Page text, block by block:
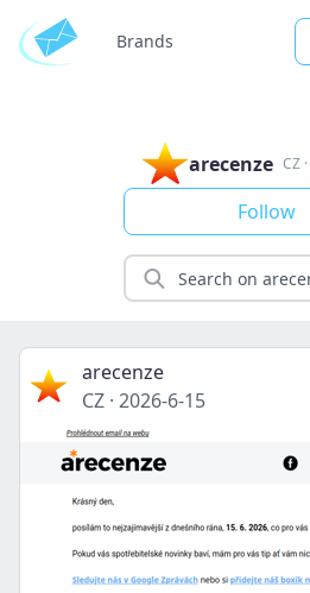
Brands
arecenze CZ ·
Follow
arecenze
CZ · 2026-6-15